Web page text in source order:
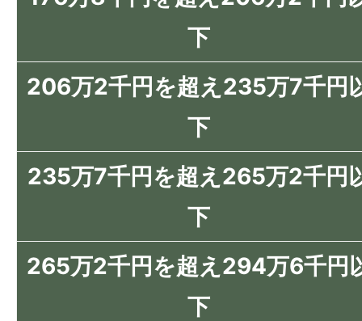
下
206万2千円を超え235万7千円
下
235万7千円を超え265万2千円
下
265万2千円を超え294万6千円
下